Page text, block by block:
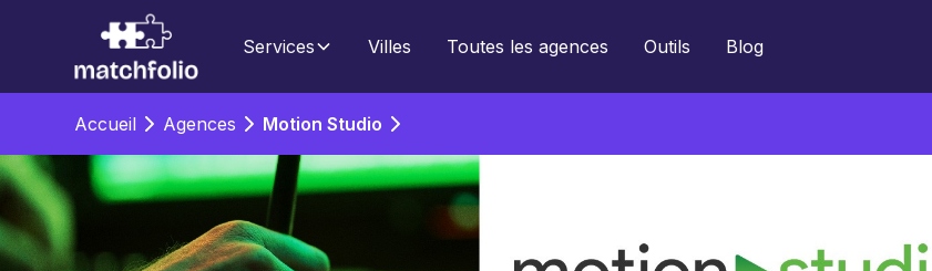
Services Villes Toutes les agences Outils Blog
Accueil Agences Motion Studio